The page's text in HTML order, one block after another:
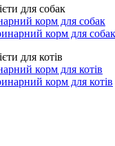
для собак
корм для собак
корм для собак
для котів
корм для котів
корм для котів